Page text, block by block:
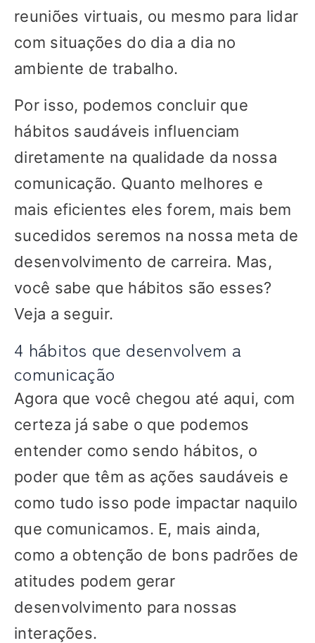
reuniões virtuais, ou mesmo para lidar
com situações do dia a dia no
ambiente de trabalho.
Por isso, podemos concluir que
hábitos saudáveis influenciam
diretamente na qualidade da nossa
comunicação. Quanto melhores e
mais eficientes eles forem, mais bem
sucedidos seremos na nossa meta de
desenvolvimento de carreira. Mas,
você sabe que hábitos são esses?
Veja a seguir.
4 hábitos que desenvolvem a
comunicação
Agora que você chegou até aqui, com
certeza já sabe o que podemos
entender como sendo hábitos, o
poder que têm as ações saudáveis e
como tudo isso pode impactar naquilo
que comunicamos. E, mais ainda,
como a obtenção de bons padrões de
atitudes podem gerar
desenvolvimento para nossas
interações.